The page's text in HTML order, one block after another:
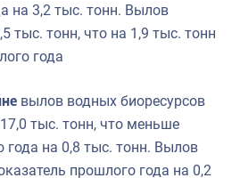
на 3,2 тыс. тонн. Вылов
тыс. тонн, что на 1,9 тыс. тонн
года
вылов водных биоресурсов
тыс. тонн, что меньше
года на 0,8 тыс. тонн. Вылов
прошлого года на 0,2